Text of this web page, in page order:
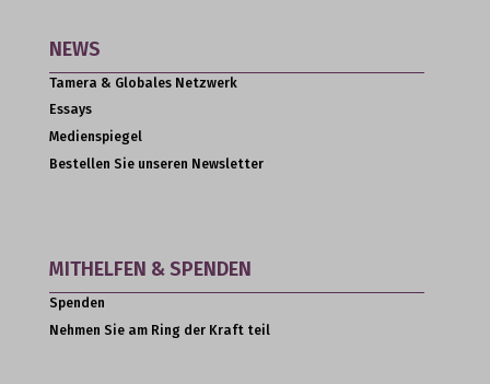
NEWS
Tamera & Globales Netzwerk
Essays
Medienspiegel
Bestellen Sie unseren Newsletter
MITHELFEN & SPENDEN
Spenden
Nehmen Sie am Ring der Kraft teil